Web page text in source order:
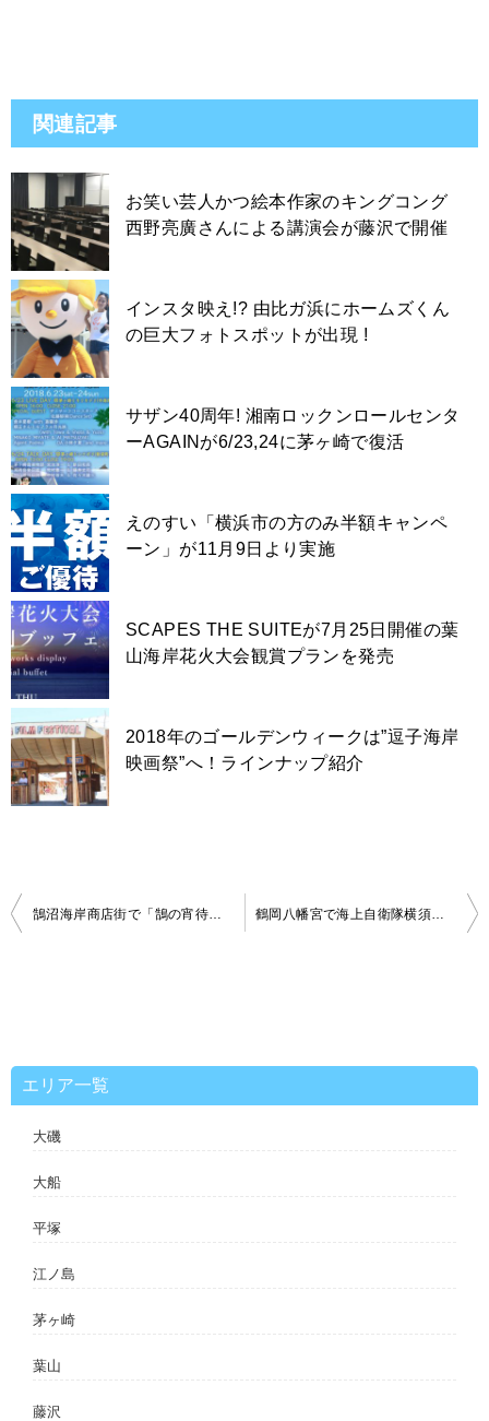
関連記事
お笑い芸人かつ絵本作家のキングコング
西野亮廣さんによる講演会が藤沢で開催
インスタ映え!? 由比ガ浜にホームズくん
の巨大フォトスポットが出現 !
サザン40周年! 湘南ロックンロールセンタ
ーAGAINが6/23,24に茅ヶ崎で復活
えのすい「横浜市の方のみ半額キャンペ
ーン」が11月9日より実施
SCAPES THE SUITEが7月25日開催の葉
山海岸花火大会観賞プランを発売
2018年のゴールデンウィークは”逗子海岸
映画祭”へ！ラインナップ紹介
投
稿
ン
鵠沼海岸商店街で「鵠の宵待ち市」が8月16日,17日に開催 鶴岡八幡宮で海上自衛隊横須賀音楽隊による演奏会”吹奏楽の夕”が8/7開催
エリア一覧
大磯
大船
平塚
江ノ島
茅ヶ崎
葉山
藤沢